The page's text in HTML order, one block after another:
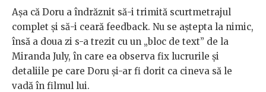
Așa că Doru a îndrăznit să-i trimită scurtmetrajul
complet și să-i ceară feedback. Nu se aștepta la nimic,
însă a doua zi s-a trezit cu un „bloc de text” de la
Miranda July, în care ea observa fix lucrurile și
detaliile pe care Doru și-ar fi dorit ca cineva să le
vadă în filmul lui.